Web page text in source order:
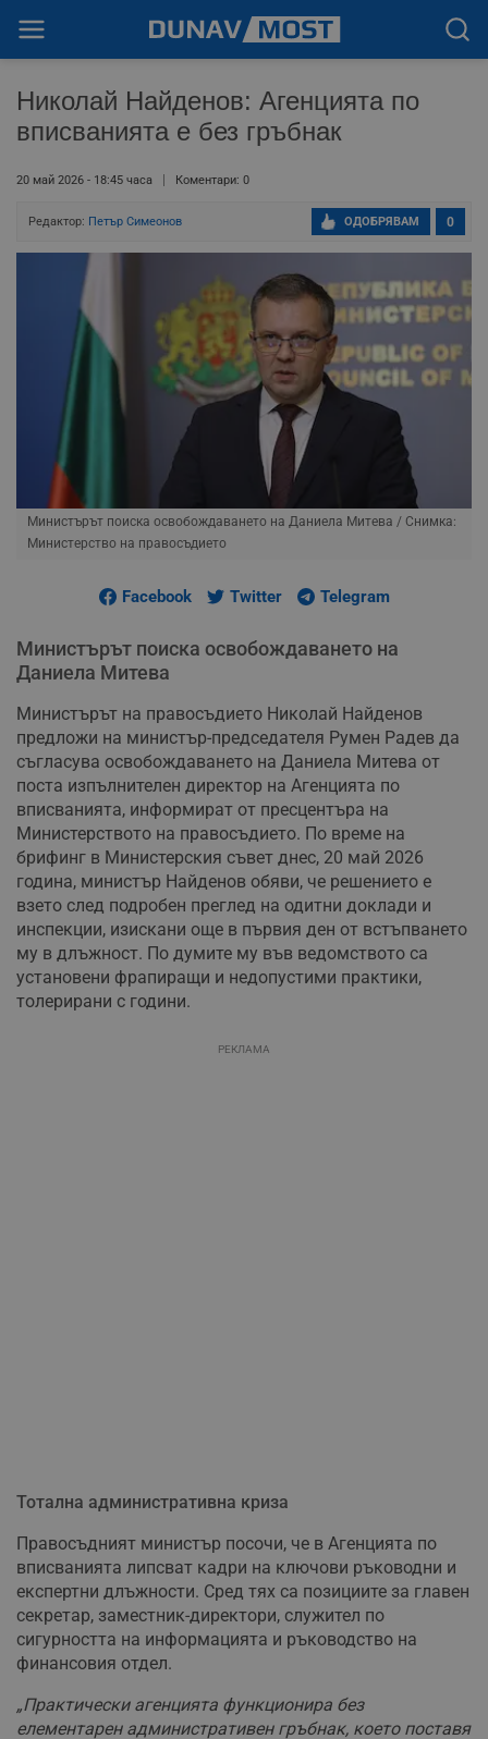
Николай Найденов: Агенцията по
вписванията е без гръбнак
20 май 2026 - 18:45 часа Коментари: 0
Редактор: Петър Симеонов 0
ОДОБРЯВАМ
Министърът поиска освобождаването на Даниела Митева / Снимка:
Министерство на правосъдието
Facebook Twitter Telegram
Министърът поиска освобождаването на
Даниела Митева
Министърът на правосъдието Николай Найденов
предложи на министър-председателя Румен Радев да
съгласува освобождаването на Даниела Митева от
поста изпълнителен директор на Агенцията по
вписванията, информират от пресцентъра на
Министерството на правосъдието. По време на
брифинг в Министерския съвет днес, 20 май 2026
година, министър Найденов обяви, че решението е
взето след подробен преглед на одитни доклади и
инспекции, изискани още в първия ден от встъпването
му в длъжност. По думите му във ведомството са
установени фрапиращи и недопустими практики,
толерирани с години.
РЕКЛАМА
Тотална административна криза
Правосъдният министър посочи, че в Агенцията по
вписванията липсват кадри на ключови ръководни и
експертни длъжности. Сред тях са позициите за главен
секретар, заместник-директори, служител по
сигурността на информацията и ръководство на
финансовия отдел.
„Практически агенцията функционира без
елементарен административен гръбнак, което поставя